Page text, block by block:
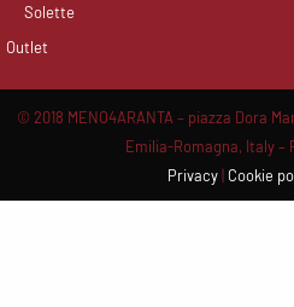
Solette
Outlet
© 2018 MENO4ARANTA – piazza Dora
Emilia-Romagna, Italy –
Privacy| Cookie